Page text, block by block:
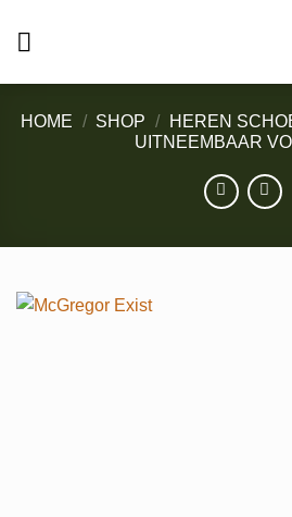
naar
HOME / SHOP / HEREN
UITNEEMBAAR